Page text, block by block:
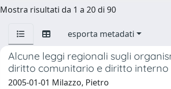
Mostra risultati da 1 a 20 di 90
esporta metadati
Alcune leggi regionali sugli
diritto comunitario e diritto interno
2005-01-01 Milazzo, Pietro